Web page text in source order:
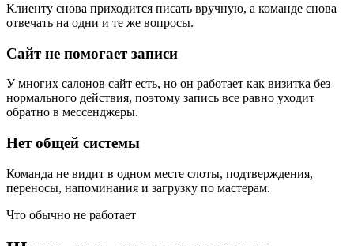
Клиенту снова приходится писать вручную, а команде снова
отвечать на одни и те же вопросы.
Сайт не помогает записи
У многих салонов сайт есть, но он работает как визитка без
нормального действия, поэтому запись все равно уходит
обратно в мессенджеры.
Нет общей системы
Команда не видит в одном месте слоты, подтверждения,
переносы, напоминания и загрузку по мастерам.
Что обычно не работает